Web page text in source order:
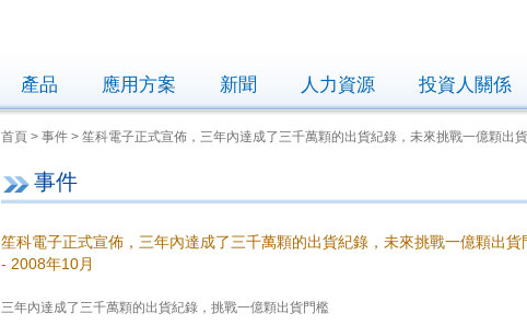
產品 應用方案 新聞 人力資源 投資人關係
首頁 > 事件 > 笙科電子正式宣佈，三年內達成了三千萬顆的出貨紀錄，未來挑戰一億顆出
事件
笙科電子正式宣佈，三年內達成了三千萬顆的出貨紀錄，未來挑戰一億顆出貨
- 2008年10月
三年內達成了三千萬顆的出貨紀錄，挑戰一億顆出貨門檻